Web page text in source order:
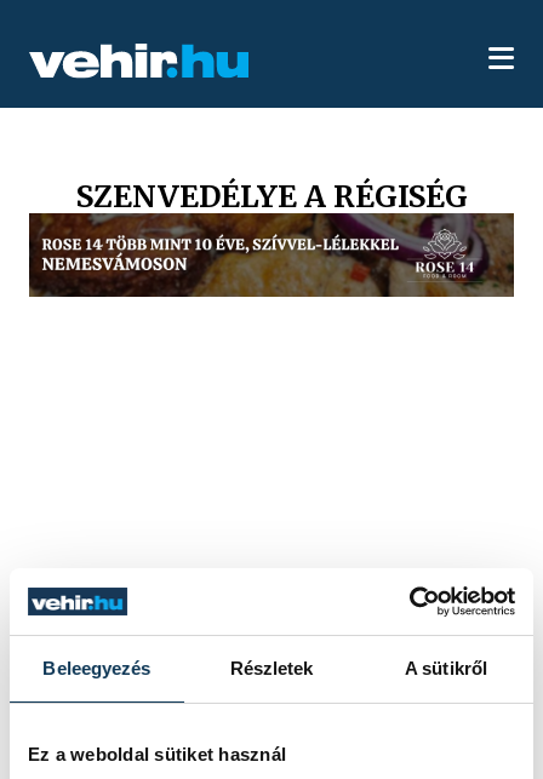
Beleegyezés Részletek A sütikről
Ez a weboldal sütiket használ
SZENVEDÉLYE A RÉGISÉG